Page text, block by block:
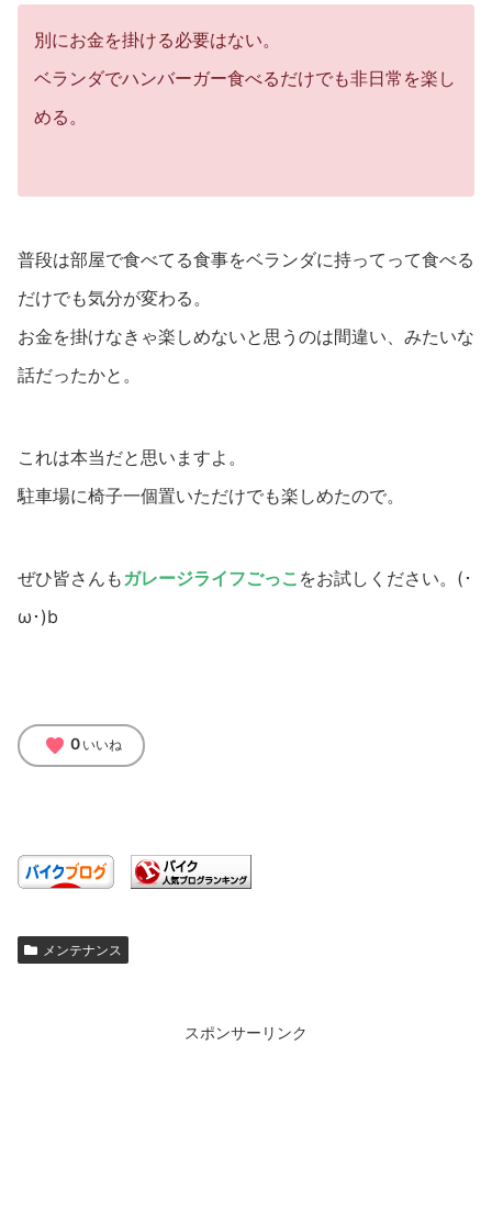
別にお金を掛ける必要はない。
ベランダでハンバーガー食べるだけでも非日常を楽し
める。
普段は部屋で食べてる食事をベランダに持ってって食べる
だけでも気分が変わる。
お金を掛けなきゃ楽しめないと思うのは間違い、みたいな
話だったかと。
これは本当だと思いますよ。
駐車場に椅子一個置いただけでも楽しめたので。
ぜひ皆さんもガレージライフごっこ をお試しください。(･
ω･)b
favorite 0 いいね
メンテナンス
スポンサーリンク